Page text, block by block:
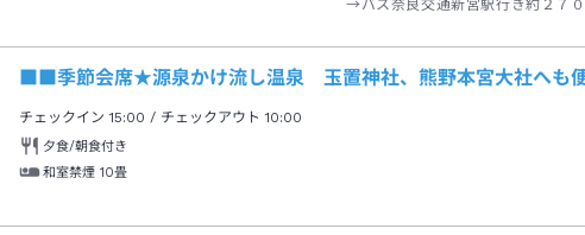
→バス奈良交通新宮駅行き約２７
■■季節会席★源泉かけ流し温泉 玉置神社、熊野本宮大社へも便
チェックイン15:00 / チェックアウト 10:00
夕食/朝食付き
和室禁煙 10畳